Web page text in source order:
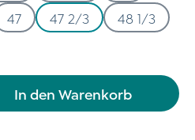
47 47 2/3
48 1/3
den gewünschten
In den Warenkorb